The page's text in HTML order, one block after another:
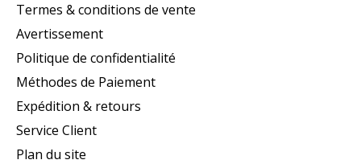
Termes & conditions de vente
Avertissement
Politique de confidentialité
Méthodes de Paiement
Expédition & retours
Service Client
Plan du site